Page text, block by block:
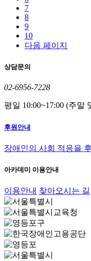
7
8
9
10
다음 페이지
상담문의
02-6956-7228
평일 10:00~17:00 (주말
후원안내
장애인의 사회 적응을
아카데미 이용안내
이용안내 찾아오시는 길